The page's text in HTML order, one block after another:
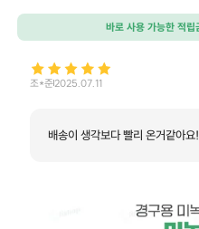
바로 사용 가능한 적
조*준2025.07.11
배송이 생각보다 빨리 온거같아